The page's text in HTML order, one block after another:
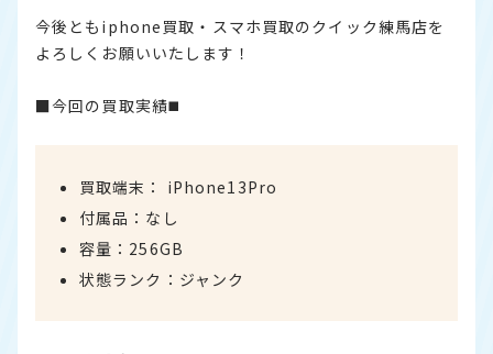
今後ともiphone買取・スマホ買取のクイック練馬店を
よろしくお願いいたします！
■今回の買取実績◼️
買取端末： iPhone13Pro
付属品：なし
容量：256GB
状態ランク：ジャンク